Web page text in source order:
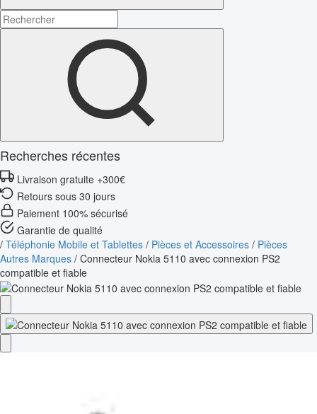
Recherches récentes
Livraison gratuite +300€
Retours sous 30 jours
Paiement 100% sécurisé
Garantie de qualité
/ Téléphonie Mobile et Tablettes / Pièces et Accessoires / Pièces
Autres Marques / Connecteur Nokia 5110 avec connexion PS2
compatible et fiable